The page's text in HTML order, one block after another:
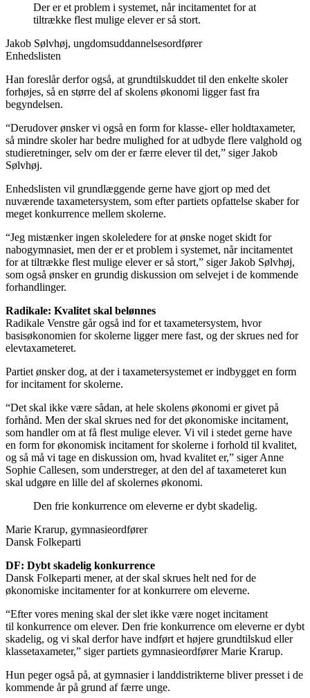
Der er et problem i systemet, når incitamentet for at
tiltrække flest mulige elever er så stort.
Jakob Sølvhøj, ungdomsuddannelsesordfører
Enhedslisten
Han foreslår derfor også, at grundtilskuddet til den enkelte skoler
forhøjes, så en større del af skolens økonomi ligger fast fra
begyndelsen.
“Derudover ønsker vi også en form for klasse- eller holdtaxameter,
så mindre skoler har bedre mulighed for at udbyde flere valghold og
studieretninger, selv om der er færre elever til det,” siger Jakob
Sølvhøj.
Enhedslisten vil grundlæggende gerne have gjort op med det
nuværende taxametersystem, som efter partiets opfattelse skaber for
meget konkurrence mellem skolerne.
“Jeg mistænker ingen skoleledere for at ønske noget skidt for
nabogymnasiet, men der er et problem i systemet, når incitamentet
for at tiltrække flest mulige elever er så stort,” siger Jakob Sølvhøj,
som også ønsker en grundig diskussion om selvejet i de kommende
forhandlinger.
Radikale: Kvalitet skal belønnes
Radikale Venstre går også ind for et taxametersystem, hvor
basisøkonomien for skolerne ligger mere fast, og der skrues ned for
elevtaxameteret.
Partiet ønsker dog, at der i taxametersystemet er indbygget en form
for incitament for skolerne.
“Det skal ikke være sådan, at hele skolens økonomi er givet på
forhånd. Men der skal skrues ned for det økonomiske incitament,
som handler om at få flest mulige elever. Vi vil i stedet gerne have
en form for økonomisk incitament for skolerne i forhold til kvalitet,
og så må vi tage en diskussion om, hvad kvalitet er,” siger Anne
Sophie Callesen, som understreger, at den del af taxameteret kun
skal udgøre en lille del af skolernes økonomi.
Den frie konkurrence om eleverne er dybt skadelig.
Marie Krarup, gymnasieordfører
Dansk Folkeparti
DF: Dybt skadelig konkurrence
Dansk Folkeparti mener, at der skal skrues helt ned for de
økonomiske incitamenter for at konkurrere om eleverne.
“Efter vores mening skal der slet ikke være noget incitament
til konkurrence om elever. Den frie konkurrence om eleverne er dybt
skadelig, og vi skal derfor have indført et højere grundtilskud eller
klassetaxameter,” siger partiets gymnasieordfører Marie Krarup.
Hun peger også på, at gymnasier i landdistrikterne bliver presset i de
kommende år på grund af færre unge.